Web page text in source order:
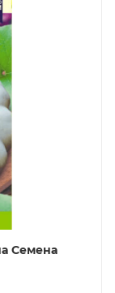
Семена